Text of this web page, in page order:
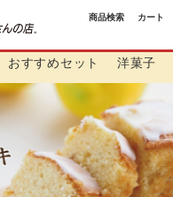
商品検索 カート
おすすめセット 洋菓子